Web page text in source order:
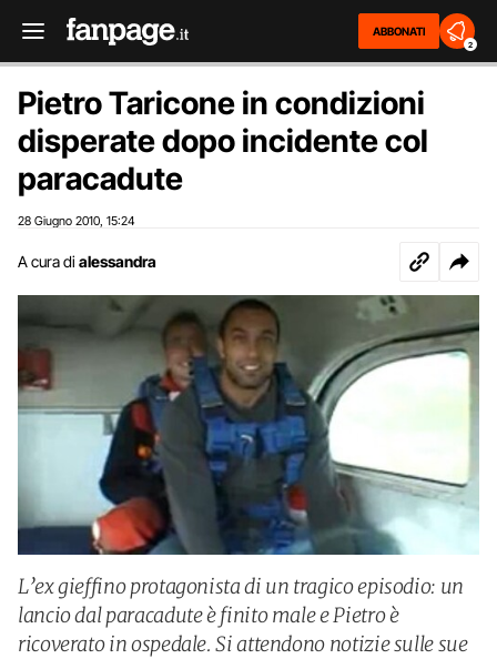
ABBONATI
2
Pietro Taricone in condizioni
disperate dopo incidente col
paracadute
28 Giugno 2010 15:24
A cura di alessandra
L’ex gieffino protagonista di un tragico episodio: un
lancio dal paracadute è finito male e Pietro è
ricoverato in ospedale. Si attendono notizie sulle sue